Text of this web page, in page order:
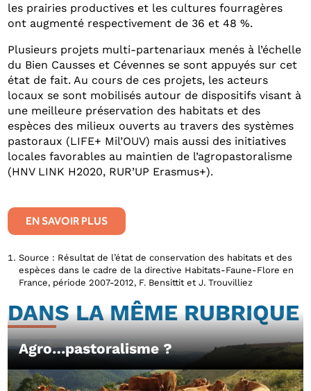
les prairies productives et les cultures fourragères
ont augmenté respectivement de 36 et 48 %.
Plusieurs projets multi-partenariaux menés à l’échelle
du Bien Causses et Cévennes se sont appuyés sur cet
état de fait. Au cours de ces projets, les acteurs
locaux se sont mobilisés autour de dispositifs visant à
une meilleure préservation des habitats et des
espèces des milieux ouverts au travers des systèmes
pastoraux (LIFE+ Mil’OUV) mais aussi des initiatives
locales favorables au maintien de l’agropastoralisme
(HNV LINK H2020, RUR’UP Erasmus+).
EN SAVOIR PLUS
Source : Résultat de l’état de conservation des habitats et des
espèces dans le cadre de la directive Habitats-Faune-Flore en
France, période 2007-2012, F. Bensittit et J. Trouvilliez
DANS LA MÊME RUBRIQUE
Agro…pastoralisme ?